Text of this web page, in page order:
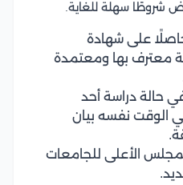
شروطًا سهلة للغاية.
على شهادة
معترف بها ومعتمدة
في حالة دراسة أحد
الوقت نفسه بيان
الأعلى للجامعات